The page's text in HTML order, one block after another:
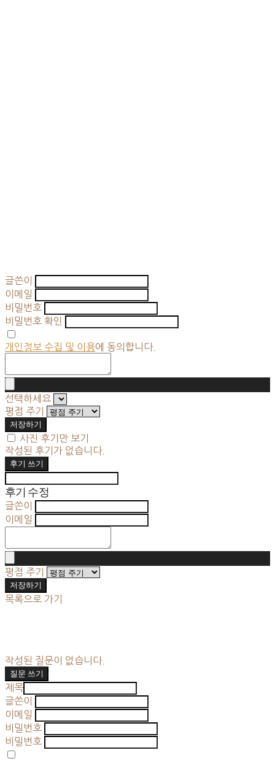
글쓴이
이메일
비밀번호
비밀번호 확인
개인정보 수집 및 이용에 동의합니다.
선택하세요
평점 주기
저장하기
사진 후기만 보기
작성된 후기가 없습니다.
후기 쓰기
후기 수정
글쓴이
이메일
평점 주기
저장하기
목록으로 가기
작성된 질문이 없습니다.
질문 쓰기
제목
글쓴이
이메일
비밀번호
비밀번호